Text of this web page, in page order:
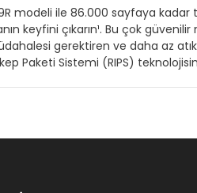
modeli ile 86.000 sayfaya
keyfini çıkarın¹. Bu çok
gerektiren ve daha az
Paketi Sistemi (RIPS)